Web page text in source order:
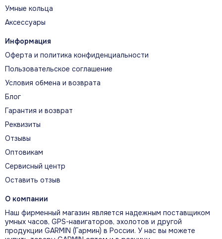
Установка
Перед подключением очистите и высушите
контакты. Используйте исправный источник
питания с параметрами, допустимыми для
вашего устройства.
Проверка перед заказом
точное название вашего устройства. Это
особенно важно для аксессуаров разных
Умные кольца
Аксессуары
Информация
Оферта и политика конфиденциальности
Пользовательское соглашение
Условия обмена и возврата
Блог
Гарантия и возврат
Реквизиты
Отзывы
Оптовикам
Сервисный центр
Оставить отзыв
О компании
Наш фирменный магазин является надежным поставщиком
умных часов, GPS-навигаторов, эхолотов и другой
продукции GARMIN (Гармин) в России. У нас вы можете